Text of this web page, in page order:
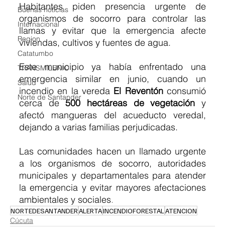
Buenas noticias
Internacional
Region
Catatumbo
TRANSMILENIO
Salud
Norte de Santander
Habitantes piden presencia urgente de
organismos de socorro para controlar las
llamas y evitar que la emergencia afecte
viviendas, cultivos y fuentes de agua.
Este municipio ya había enfrentado una
emergencia similar en junio, cuando un
incendio en la vereda El Reventón consumió
cerca de 500 hectáreas de vegetación y
afectó mangueras del acueducto veredal,
dejando a varias familias perjudicadas.
Las comunidades hacen un llamado urgente
a los organismos de socorro, autoridades
municipales y departamentales para atender
la emergencia y evitar mayores afectaciones
ambientales y sociales.
NORTEDESANTANDERALERTAINCENDIOFORESTAL ATENCION
Cúcuta